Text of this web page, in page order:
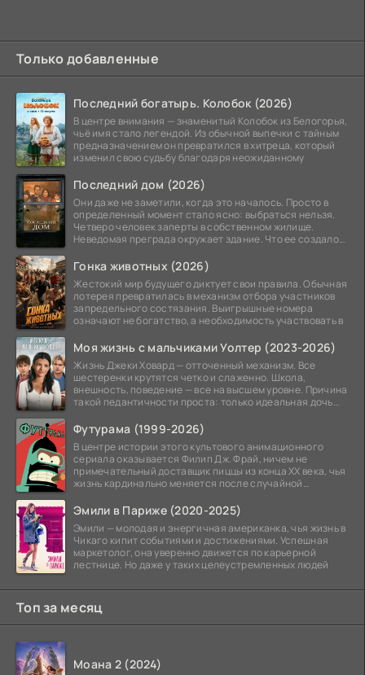
Только добавленные
Последний богатырь. Колобок (2026)
В центре внимания — знаменитый Колобок из Белогорья,
чьё имя стало легендой. Из обычной выпечки с тайным
предназначением он превратился в хитреца, который
изменил свою судьбу благодаря неожиданному
Последний дом (2026)
Они даже не заметили, когда это началось. Просто в
определенный момент стало ясно: выбраться нельзя.
Четверо человек заперты в собственном жилище.
Неведомая преграда окружает здание. Что ее создало
Гонка животных (2026)
Жестокий мир будущего диктует свои правила. Обычная
лотерея превратилась в механизм отбора участников
запредельного состязания. Выигрышные номера
означают не богатство, а необходимость участвовать в
Моя жизнь с мальчиками Уолтер (2023-2026)
Жизнь Джеки Ховард — отточенный механизм. Все
шестеренки крутятся четко и слаженно. Школа,
внешность, поведение — все на высшем уровне. Причина
такой педантичности проста: только идеальная дочь
Футурама (1999-2026)
В центре истории этого культового анимационного
сериала оказывается Филип Дж. Фрай, ничем не
примечательный доставщик пиццы из конца XX века, чья
жизнь кардинально меняется после случайной
Эмили в Париже (2020-2025)
Эмили — молодая и энергичная американка, чья жизнь в
Чикаго кипит событиями и достижениями. Успешная
маркетолог, она уверенно движется по карьерной
лестнице. Но даже у таких целеустремленных людей
Топ за месяц
Моана 2 (2024)